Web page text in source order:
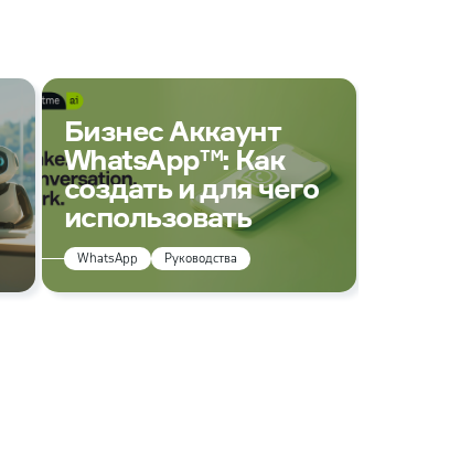
Бизнес Аккаунт
WhatsApp™: Как
создать и для чего
использовать
WhatsApp Руководства